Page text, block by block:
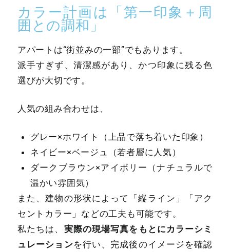
カラー計画は「第一印象＋周
囲との調和」
アパートは“街並みの一部”でもあります。
派手すぎず、清潔感があり、かつ印象に残る色
選びが大切です。
人気の組み合わせは、
グレー×ホワイト（上品で落ち着いた印象）
ネイビー×ベージュ（若者層に人気）
ダークブラウン×アイボリー（ナチュラルで
温かい雰囲気）
また、建物の形状によって「縦ライン」「アク
セントカラー」などの工夫も可能です。
私たちは、 実際の現場写真をもとにカラーシミ
ュレーションを行い、完成後のイメージを確認